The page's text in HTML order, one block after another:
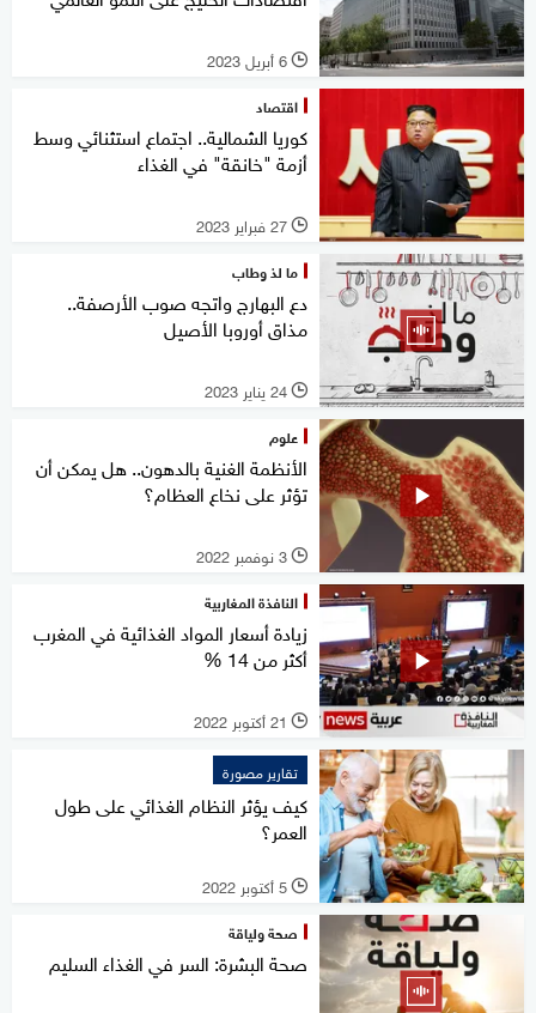
l 6 أبريل 2023
اقتصاد
كوريا الشمالية.. اجتماع استثنائي وسط
أزمة "خانقة" في الغذاء
l 27 فبراير 2023
ما لذ وطاب
دع البهارج واتجه صوب الأرصفة..
مذاق أوروبا الأصيل
l 24 يناير 2023
علوم
الأنظمة الغنية بالدهون.. هل يمكن أن
تؤثر على نخاع العظام؟
l 3 نوفمبر 2022
النافذة المغاربية
زيادة أسعار المواد الغذائية في المغرب
أكثر من 14 %
l 21 أكتوبر 2022
تقارير مصورة
كيف يؤثر النظام الغذائي على طول
العمر؟
l 5 أكتوبر 2022
صحة ولياقة
صحة البشرة: السر في الغذاء السليم